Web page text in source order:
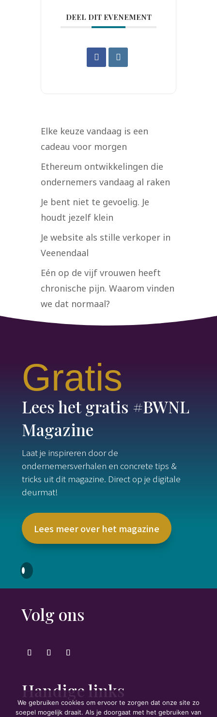
DEEL DIT EVENEMENT
Elke keuze vandaag is een
cadeau voor morgen
Ethereum ontwikkelingen die
ondernemers vandaag al raken
Je bent niet te gevoelig. Je
houdt jezelf klein
Je website als stille verkoper in
Veenendaal
Eén op de vijf vrouwen heeft
chronische pijn. Waarom vinden
we dat normaal?
Gratis
Lees het gratis #BWNL
Magazine
Laat je inspireren door de
ondernemersverhalen en concrete tips &
tricks uit dit magazine. Direct op je digitale
deurmat!
Lees meer over het magazine
Volg ons
Handige links
We gebruiken cookies om ervoor te zorgen dat onze site zo
soepel mogelijk draait. Als je doorgaat met het gebruiken van